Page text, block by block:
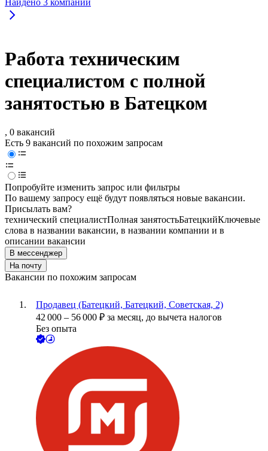
Работа техническим
специалистом с полной
занятостью в Батецком
, 0 вакансий
Есть 9 вакансий по похожим запросам
Попробуйте изменить запрос или фильтры
По вашему запросу ещё будут появляться новые вакансии.
Присылать вам?
технический специалистПолная занятостьБатецкийКлючевые
слова в названии вакансии, в названии компании и в
описании вакансии
В мессенджер
На почту
Вакансии по похожим запросам
Продавец (Батецкий, Батецкий, Советская, 2)
42 000 – 56 000 ₽ за месяц, до вычета налогов
Без опыта